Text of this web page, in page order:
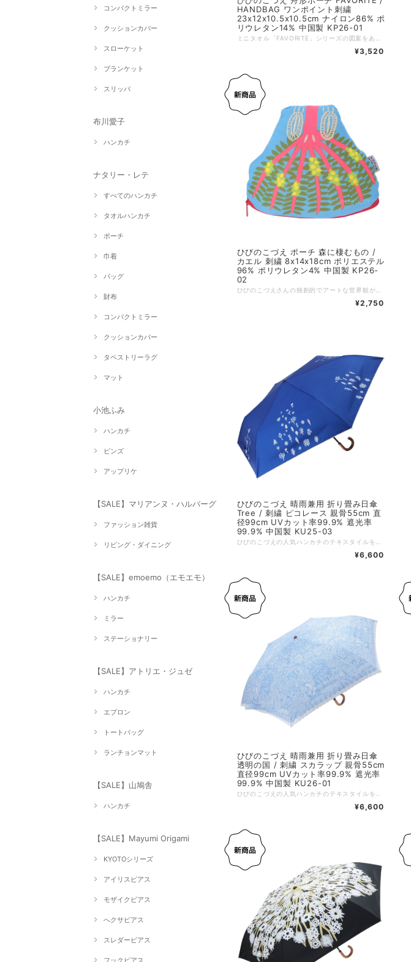
コンパクトミラー
クッションカバー
スローケット
ブランケット
スリッパ
布川愛子
ハンカチ
ナタリー・レテ
すべてのハンカチ
タオルハンカチ
ポーチ
巾着
バッグ
財布
コンパクトミラー
クッションカバー
タペストリーラグ
マット
小池ふみ
ハンカチ
ピンズ
アップリケ
【SALE】マリアンヌ・ハルバーグ
ファッション雑貨
リビング・ダイニング
【SALE】emoemo（エモエモ）
ハンカチ
ミラー
ステーショナリー
【SALE】アトリエ・ジュゼ
ハンカチ
エプロン
トートバッグ
ランチョンマット
【SALE】山鳩舎
ハンカチ
【SALE】Mayumi Origami
KYOTOシリーズ
アイリスピアス
モザイクピアス
へクサピアス
スレダーピアス
HANDBAG ワンポイント刺繍
23x12x10.5x10.5cm ナイロン86% ポ
リウレタン14% 中国製 KP26-01
¥3,520
ひびのこづえ ポーチ 森に棲むもの /
カエル 刺繍 8x14x18cm ポリエステル
96% ポリウレタン4% 中国製 KP26-
02
¥2,750
ひびのこづえ 晴雨兼用 折り畳み日傘
Tree / 刺繍 ピコレース 親骨55cm 直
径99cm UVカット率99.9% 遮光率
99.9% 中国製 KU25-03
¥6,600
ひびのこづえ 晴雨兼用 折り畳み日傘
透明の国 / 刺繍 スカラップ 親骨55cm
直径99cm UVカット率99.9% 遮光率
99.9% 中国製 KU26-01
¥6,600